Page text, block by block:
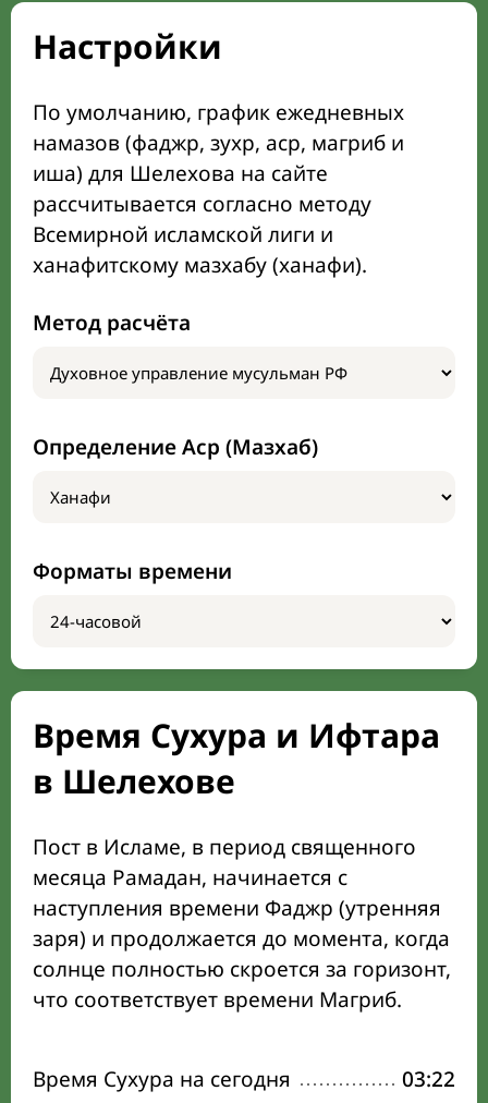
Настройки
По умолчанию, график ежедневных
намазов (фаджр, зухр, аср, магриб и
иша) для Шелехова на сайте
рассчитывается согласно методу
Всемирной исламской лиги и
ханафитскому мазхабу (ханафи).
Метод расчёта
Определение Аср (Мазхаб)
Форматы времени
Время Сухура и Ифтара
в Шелехове
Пост в Исламе, в период священного
месяца Рамадан, начинается с
наступления времени Фаджр (утренняя
заря) и продолжается до момента, когда
солнце полностью скроется за горизонт,
что соответствует времени Магриб.
Время Сухура на сегодня 03:22